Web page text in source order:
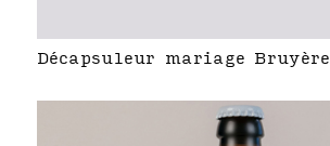
Décapsuleur mariage Bruyère